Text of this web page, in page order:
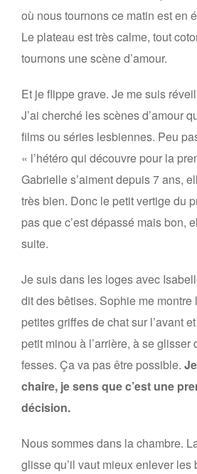
où nous tournons ce matin est en
Le plateau est très calme, tout
tournons une scène d’amour.
Et je flippe grave. Je me suis
J’ai cherché les scènes d’amour
films ou séries lesbiennes. Peu
« l’hétéro qui découvre pour la
Gabrielle s’aiment depuis 7 ans,
très bien. Donc le petit vertige du
pas que c’est dépassé mais bon,
suite.
Je suis dans les loges avec
dit des bêtises. Sophie me
petites griffes de chat sur l’avant
petit minou à l’arrière, à se glisser
fesses. Ça va pas être possible.
chaire, je sens que c’est une
décision.
Nous sommes dans la chambre.
glisse qu’il vaut mieux enlever les